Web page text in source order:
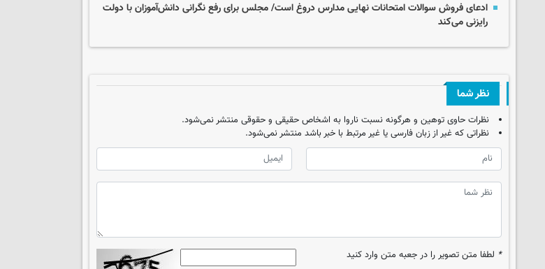
ادعای فروش سوالات امتحانات نهایی مدارس دروغ است/ مجلس برای رفع نگرانی دانش‌آموزان با دولت
رایزنی می‌کند
نظر شما
نظرات حاوی توهین و هرگونه نسبت ناروا به اشخاص حقیقی و حقوقی منتشر نمی‌شود.
نظراتی که غیر از زبان فارسی یا غیر مرتبط با خبر باشد منتشر نمی‌شود.
* لطفا متن تصویر را در جعبه متن وارد کنید